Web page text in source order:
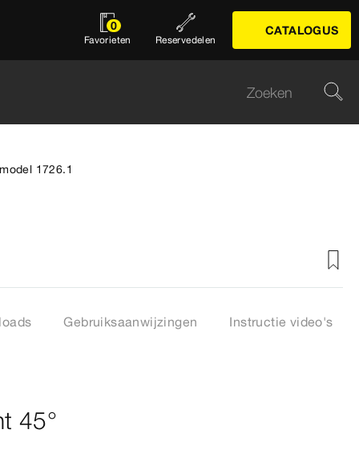
0
Favorieten Reservedelen
CATALOGUS
1726.1
Gebruiksaanwijzingen Instructie video's
45°